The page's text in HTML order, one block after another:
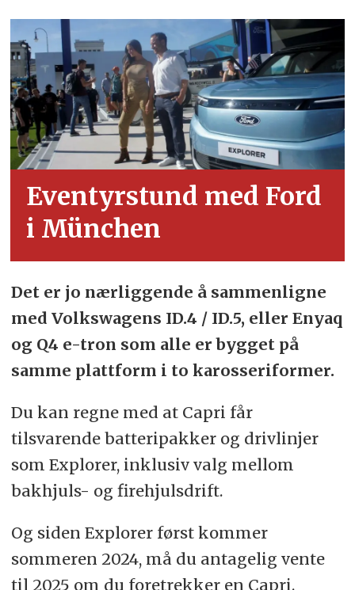
Eventyrstund med Ford
i München
Det er jo nærliggende å sammenligne
med Volkswagens ID.4 / ID.5, eller Enyaq
og Q4 e-tron som alle er bygget på
samme plattform i to karosseriformer.
Du kan regne med at Capri får
tilsvarende batteripakker og drivlinjer
som Explorer, inklusiv valg mellom
bakhjuls- og firehjulsdrift.
Og siden Explorer først kommer
sommeren 2024, må du antagelig vente
til 2025 om du foretrekker en Capri.